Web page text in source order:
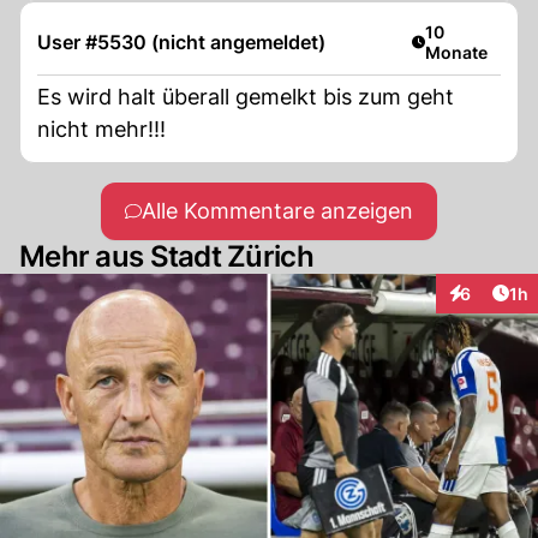
User #5530 (nicht angemeldet) Artikel
10
Monate
Es wird halt überall gemelkt bis zum geht
nicht mehr!!!
Alle Kommentare anzeigen
Mehr aus Stadt Zürich
6 1h